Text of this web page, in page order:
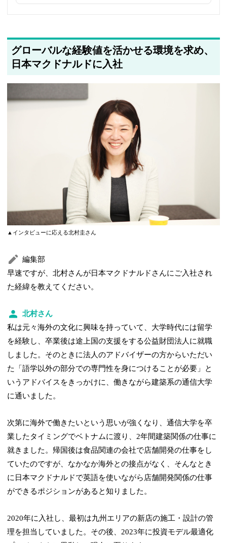
筆者情報を更新しました
グローバルな経験値を活かせる環境を求め、
日本マクドナルドに入社
▲インタビューに応える北村圭さん
編集部
早速ですが、北村さんが日本マクドナルドさんにご入社され
た経緯を教えてください。
北村さん
私は元々海外の文化に興味を持っていて、大学時代には留学
を経験し、卒業後は途上国の支援をする公益財団法人に就職
しました。そのときに法人のアドバイザーの方からいただい
た「語学以外の部分での専門性を身につけることが必要」と
いうアドバイスをきっかけに、働きながら建築系の通信大学
に通いました。
次第に海外で働きたいという思いが強くなり、通信大学を卒
業したタイミングでベトナムに渡り、2年間建築関係の仕事に
就きました。帰国後は食品関連の会社で店舗開発の仕事をし
ていたのですが、なかなか海外との接点がなく、そんなとき
に日本マクドナルドで英語を使いながら店舗開発関係の仕事
ができるポジションがあると知りました。
2020年に入社し、最初は九州エリアの新店の施工・設計の管
理を担当していました。その後、2023年に投資モデル最適化